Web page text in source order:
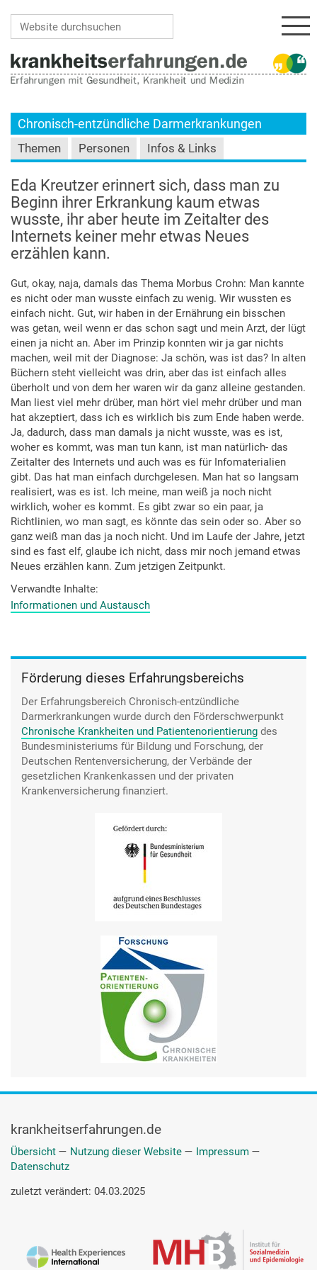
Chronisch-entzündliche Darmerkrankungen
Themen Personen Infos & Links
Eda Kreutzer erinnert sich, dass man zu
Beginn ihrer Erkrankung kaum etwas
wusste, ihr aber heute im Zeitalter des
Internets keiner mehr etwas Neues
erzählen kann.
Gut, okay, naja, damals das Thema Morbus Crohn: Man kannte
es nicht oder man wusste einfach zu wenig. Wir wussten es
einfach nicht. Gut, wir haben in der Ernährung ein bisschen
was getan, weil wenn er das schon sagt und mein Arzt, der lügt
einen ja nicht an. Aber im Prinzip konnten wir ja gar nichts
machen, weil mit der Diagnose: Ja schön, was ist das? In alten
Büchern steht vielleicht was drin, aber das ist einfach alles
überholt und von dem her waren wir da ganz alleine gestanden.
Man liest viel mehr drüber, man hört viel mehr drüber und man
hat akzeptiert, dass ich es wirklich bis zum Ende haben werde.
Ja, dadurch, dass man damals ja nicht wusste, was es ist,
woher es kommt, was man tun kann, ist man natürlich- das
Zeitalter des Internets und auch was es für Infomaterialien
gibt. Das hat man einfach durchgelesen. Man hat so langsam
realisiert, was es ist. Ich meine, man weiß ja noch nicht
wirklich, woher es kommt. Es gibt zwar so ein paar, ja
Richtlinien, wo man sagt, es könnte das sein oder so. Aber so
ganz weiß man das ja noch nicht. Und im Laufe der Jahre, jetzt
sind es fast elf, glaube ich nicht, dass mir noch jemand etwas
Neues erzählen kann. Zum jetzigen Zeitpunkt.
Verwandte Inhalte
Informationen und Austausch
Förderung dieses Erfahrungsbereichs
Der Erfahrungsbereich Chronisch-entzündliche
Darmerkrankungen wurde durch den Förderschwerpunkt
Chronische Krankheiten und Patientenorientierung des
Bundesministeriums für Bildung und Forschung, der
Deutschen Rentenversicherung, der Verbände der
gesetzlichen Krankenkassen und der privaten
Krankenversicherung finanziert.
krankheitserfahrungen.de
Übersicht — Nutzung dieser Website — Impressum —
Datenschutz
zuletzt verändert: 04.03.2025